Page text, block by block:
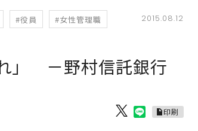
#役員
#女性管理職
2015.08.12
」 －野村信託銀行
印刷